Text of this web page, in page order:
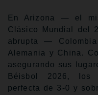
En Arizona — el
Clásico Mundial del
abrupta —
Alemania y China.
asegurando sus
Béisbol 2026, los
perfecta de 3-0 y